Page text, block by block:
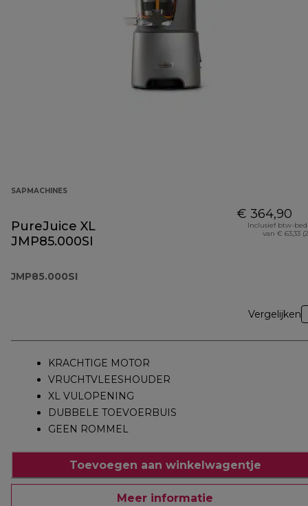
SAPMACHINES
PureJuice XL
JMP85.000SI
JMP85.000SI
€ 364,90
Inclusief btw-
van € 63,33
Vergelijken
KRACHTIGE MOTOR
VRUCHTVLEESHOUDER
XL VULOPENING
DUBBELE TOEVOERBUIS
GEEN ROMMEL
Toevoegen aan winkelwagentje
Meer informatie